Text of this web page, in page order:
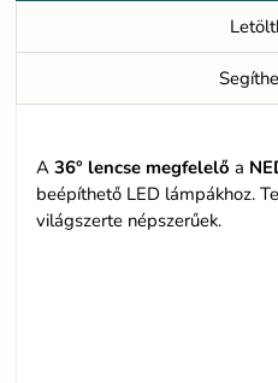
A36° lencse megfelelő a
beépíthető LED lámpákhoz.
világszerte népszerűek.